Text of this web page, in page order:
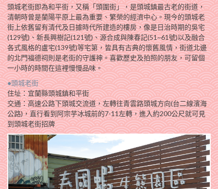
頭城老街即為和平街，又稱「頭圍街」，是頭城鎮最古老的街道，
清朝時曾是蘭陽平原上最為重要、繁榮的經濟中心。現今的頭城老
街上依舊留有清代及日據時代所建造的樓房，像是日治時期的吳宅
(129號)、新長興樹記(121號)、源合成與陳春記(51~61號)以及融合
各式風格的盧宅(139號)等宅第，皆具有古典的懷舊風情，街道北邊
的北門福德祠則是老街的守護神。喜歡歷史及拍照的朋友，可留個
一小時的時間在這裡慢慢品味。
●頭城老街
住址：宜蘭縣頭城鎮和平街
交通：高速公路下頭城交流道，左轉往青雲路頭城方向(台二線濱海
公路)，直行看到阿宗芋冰城前的7-11左轉，進入約200公尺就可見
到頭城老街招牌